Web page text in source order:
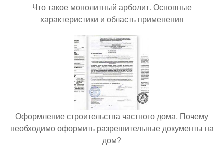
Что такое монолитный арболит. Основные
характеристики и область применения
Оформление строительства частного дома. Почему
необходимо оформить разрешительные документы на
дом?